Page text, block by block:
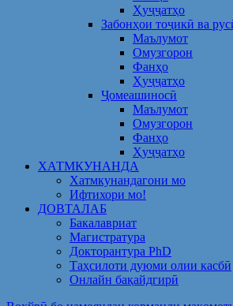
Ҳуҷҷатҳо
Забонҳои тоҷикӣ ва
Маълумот
Омузгорон
Фанҳо
Ҳуҷҷатҳо
Ҷомеашиносӣ
Маълумот
Омузгорон
Фанҳо
Ҳуҷҷатҳо
ХАТМКУНАНДА
Хатмкунандагони мо
Ифтихори мо!
ДОВТАЛАБ
Бакалавриат
Магистратура
Докторантура PhD
Таҳсилоти дуюми олии касбӣ
Онлайн бақайдгирӣ